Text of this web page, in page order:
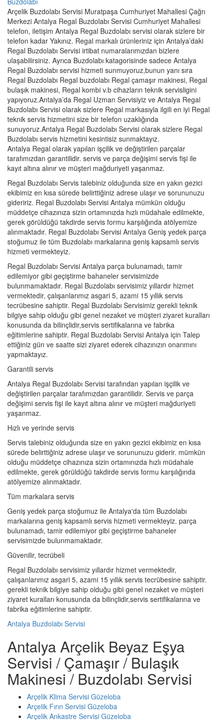
Arçelik Buzdolabı Servisi Muratpaşa Cumhuriyet Mahallesi Çağrı
Merkezi Antalya Regal Buzdolabı Servisi Cumhuriyet Mahallesi
telefon, iletişim Antalya Regal Buzdolabı servisi olarak sizlere bir
telefon kadar Yakınız. Regal markalı ürünleriniz için Antalya’daki
Regal Buzdolabı Servisi irtibat numaralarımızdan bizlere
ulaşabilirsiniz. Ayrıca Buzdolabı katagorisinde sadece Antalya
Regal Buzdolabı servisi hizmeti sunmuyoruz,bunun yanı sıra
Regal Buzdolabı Regal buzdolabı Regal çamaşır makinesi, Regal
bulaşık makinesi, Regal kombi v.b cihazların teknik servisligini
yapıyoruz.Antalya’da Regal Uzman Servisiyiz ve Antalya Regal
Buzdolabı Servisi olarak sizlere Regal markasıyla ilgili en iyi Regal
teknik servis hizmetini size bir telefon uzaklığında
sunuyoruz.Antalya Regal Buzdolabı Servisi olarak sizlere Regal
Buzdolabı servis hizmetini kesintisiz sunmaktayız.
Antalya Regal olarak yapılan işçilik ve değiştirilen parçalar
tarafımızdan garantilidir. servis ve parça değişimi servis fişi ile
kayıt altına alınır ve müşteri mağduriyeti yaşanmaz.
Regal Buzdolabı Servis talebiniz olduğunda size en yakın gezici
ekibimiz en kısa sürede belirttiğiniz adrese ulaşır ve sorununuzu
gideririz. Regal Buzdolabı Servisi Antalya mümkün olduğu
müddetçe cihazınıza sizin ortamınızda hızlı müdahale edilmekte,
gerek görüldüğü takdirde servis formu karşılığında atölyemize
alınmaktadır. Regal Buzdolabı Servisi Antalya Geniş yedek parça
stoğumuz ile tüm Buzdolabı markalarına geniş kapsamlı servis
hizmeti vermekteyiz.
Regal Buzdolabı Servisi Antalya parça bulunamadı, tamir
edilemiyor gibi geçiştirme bahaneler servisimizde
bulunmamaktadır. Regal Buzdolabı servisimiz yıllardır hizmet
vermektedir, çalışanlarımız asgari 5, azami 15 yıllık servis
tecrübesine sahiptir. Regal Buzdolabı Servisimiz gerekli teknik
bilgiye sahip olduğu gibi genel nezaket ve müşteri ziyaret kuralları
konusunda da bilinçlidir,servis sertifikalarına ve fabrika
eğitimlerine sahiptir. Regal Buzdolabı Servisi Antalya için Talep
ettiğiniz gün ve saatte sizi ziyaret ederek cihazınızın onarımını
yapmaktayız.
Garantili servis
Antalya Regal Buzdolabı Servisi tarafından yapılan işçilik ve
değiştirilen parçalar tarafımızdan garantilidir. Servis ve parça
değişimi servis fişi ile kayıt altına alınır ve müşteri mağduriyeti
yaşanmaz.
Hızlı ve yerinde servis
Servis talebiniz olduğunda size en yakın gezici ekibimiz en kısa
sürede belirttiğiniz adrese ulaşır ve sorununuzu giderir. mümkün
olduğu müddetçe cihazınıza sizin ortamınızda hızlı müdahale
edilmekte, gerek görüldüğü takdirde servis formu karşılığında
atölyemize alınmaktadır.
Tüm markalara servis
Geniş yedek parça stoğumuz ile Antalya'da tüm Buzdolabı
markalarına geniş kapsamlı servis hizmeti vermekteyiz. parça
bulunamadı, tamir edilemiyor gibi geçiştirme bahaneler
servisimizde bulunmamaktadır.
Güvenilir, tecrübeli
Regal Buzdolabı servisimiz yıllardır hizmet vermektedir,
çalışanlarımız asgari 5, azami 15 yıllık servis tecrübesine sahiptir.
gerekli teknik bilgiye sahip olduğu gibi genel nezaket ve müşteri
ziyaret kuralları konusunda da bilinçlidir,servis sertifikalarına ve
fabrika eğitimlerine sahiptir.
Antalya Buzdolabı Servisi
Antalya Arçelik Beyaz Eşya
Servisi / Çamaşır / Bulaşık
Makinesi / Buzdolabı Servisi
Arçelik Klima Servisi Güzeloba
Arçelik Fırın Servisi Güzeloba
Arçelik Ankastre Servisi Güzeloba